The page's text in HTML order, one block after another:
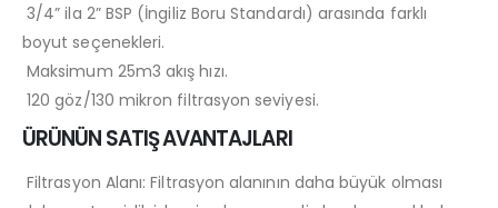
3/4” ila 2” BSP (İngiliz Boru Standardı) arasında farklı
boyut seçenekleri.
Maksimum 25m3 akış hızı.
120 göz/130 mikron filtrasyon seviyesi.
ÜRÜNÜN SATIŞ AVANTAJLARI
Filtrasyon Alanı: Filtrasyon alanının daha büyük olması